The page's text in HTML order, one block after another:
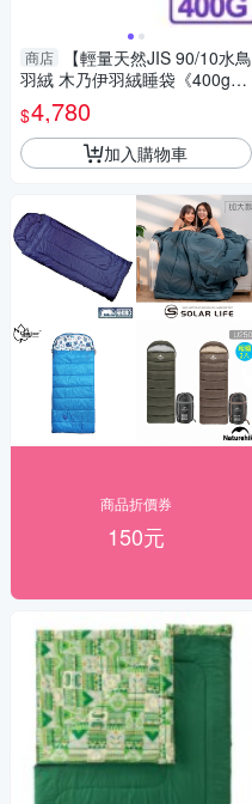
商店
【輕量天然JIS 90/10水鳥
羽絨 木乃伊羽絨睡袋《400g綠/
桔》】HI400GO/防潑水/登山/
露營
$4,780
加入購物車
商品折價券
150元